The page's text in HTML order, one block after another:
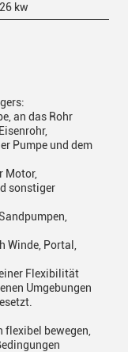
kw
an das Rohr
Pumpe und dem
Motor,
sonstiger
Portal,
Flexibilität
Umgebungen
bewegen,